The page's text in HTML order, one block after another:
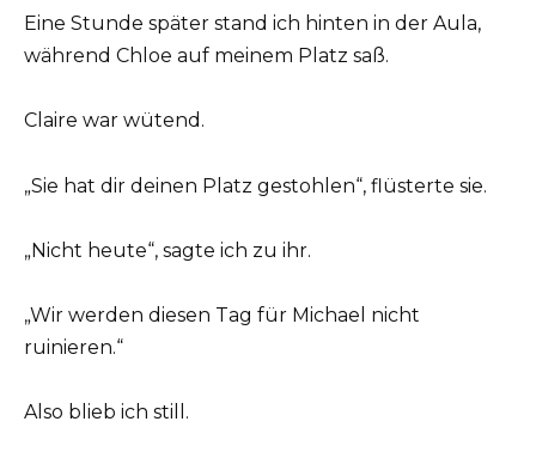
Eine Stunde später stand ich hinten in der Aula,
während Chloe auf meinem Platz saß.
Claire war wütend.
„Sie hat dir deinen Platz gestohlen“, flüsterte sie.
„Nicht heute“, sagte ich zu ihr.
„Wir werden diesen Tag für Michael nicht
ruinieren.“
Also blieb ich still.